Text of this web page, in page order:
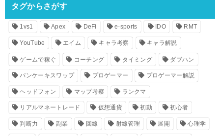
タグからさがす
1vs1 Apex DeFi e-sports IDO RMT
YouTube エイム キャラ考察 キャラ解説
ゲームで稼ぐ コーチング タイミング ダブハン
パンケーキスワップ プロゲーマー プロゲーマー解説
ヘッドフォン マップ考察 ランクマ
リアルマネートレード 仮想通貨 初動 初心者
判断力 副業 回線 射線管理 展開 心理学